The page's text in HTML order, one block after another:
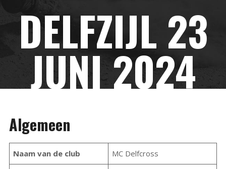
DELFZIJL 23
JUNI 2024
Algemeen
Naam van de club MC Delfcross